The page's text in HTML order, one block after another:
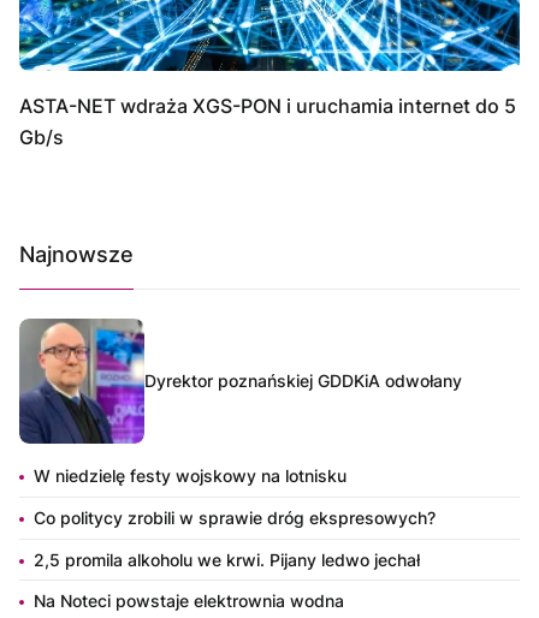
ASTA-NET wdraża XGS-PON i uruchamia internet do 5
Gb/s
Najnowsze
Dyrektor poznańskiej GDDKiA odwołany
W niedzielę festy wojskowy na lotnisku
Co politycy zrobili w sprawie dróg ekspresowych?
2,5 promila alkoholu we krwi. Pijany ledwo jechał
Na Noteci powstaje elektrownia wodna